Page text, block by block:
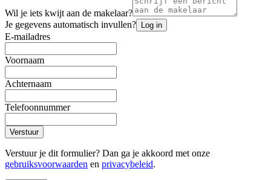
Wil je iets kwijt aan de makelaar?
Je gegevens automatisch invullen? Log in
E-mailadres
Voornaam
Achternaam
Telefoonnummer
Verstuur
Verstuur je dit formulier? Dan ga je akkoord met onze
gebruiksvoorwaarden en privacybeleid.